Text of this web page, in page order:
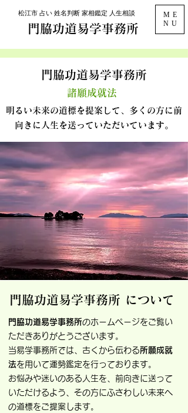
松江市 占い 姓名判断 家相鑑定 人生相談
門脇功道易学事務所
ME
NU
門脇功道易学事務所
諸願成就法
明るい未来の道標を提案して、多くの方に前
向きに人生を送っていただいています。
門脇功道易学事務所 について
門脇功道易学事務所のホームページをご覧い
ただきありがとうございます。
当易学事務所では、古くから伝わる所願成就
法を用いて運勢鑑定を行っております。
お悩みや迷いのある人生を、前向きに送って
いただけるよう、その方にふさわしい未来へ
の道標をご提案します。